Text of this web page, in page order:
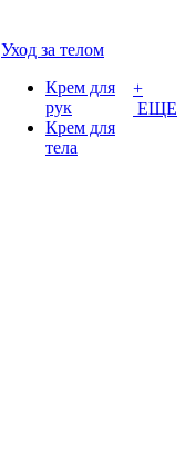
Уход за телом
Крем для
рук
Крем для
тела
+
ЕЩЕ